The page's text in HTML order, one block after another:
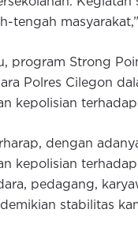
tengah
program Strong
Polres Cilegon
kepolisian
dengan
kepolisian
pedagang,
stabilitas